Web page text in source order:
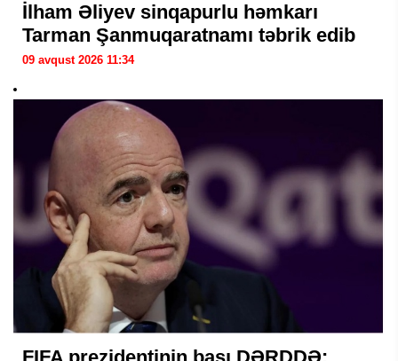
İlham Əliyev sinqapurlu həmkarı
Tarman Şanmuqaratnamı təbrik edib
09 avqust 2026 11:34